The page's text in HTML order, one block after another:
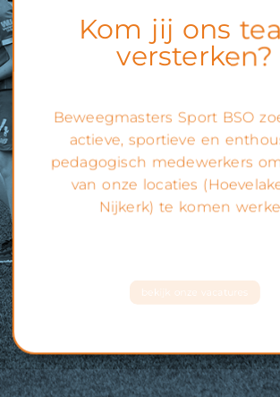
Kom jij ons
versterken?
Beweegmasters Sport BSO
actieve, sportieve en
pedagogisch medewerkers
van onze locaties
Nijkerk) te komen
bekijk onze